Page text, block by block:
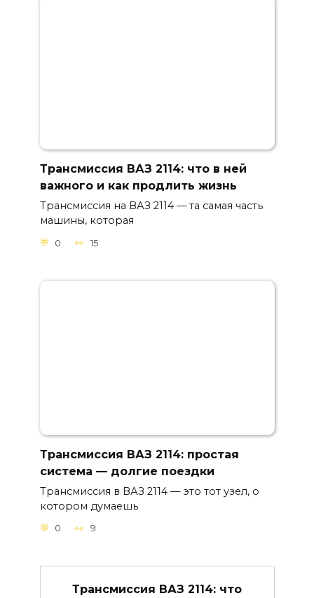
Трансмиссия ВАЗ 2114: что в ней
важного и как продлить жизнь
Трансмиссия на ВАЗ 2114 — та самая часть
машины, которая
0 15
Трансмиссия ВАЗ 2114: простая
система — долгие поездки
Трансмиссия в ВАЗ 2114 — это тот узел, о
котором думаешь
0 9
Трансмиссия ВАЗ 2114: что